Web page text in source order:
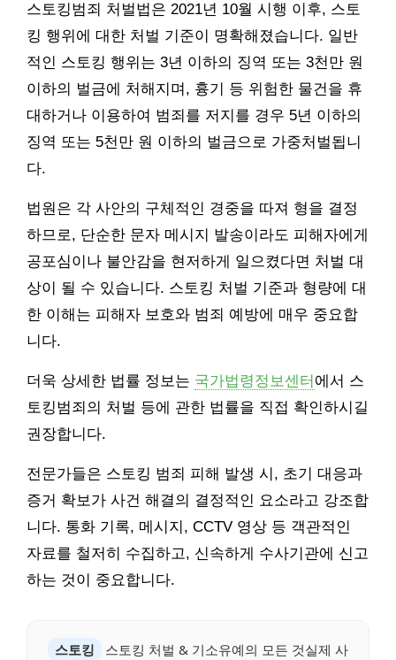
스토킹범죄 처벌법은 2021년 10월 시행 이후, 스토
킹 행위에 대한 처벌 기준이 명확해졌습니다. 일반
적인 스토킹 행위는 3년 이하의 징역 또는 3천만 원
이하의 벌금에 처해지며, 흉기 등 위험한 물건을 휴
대하거나 이용하여 범죄를 저지를 경우 5년 이하의
징역 또는 5천만 원 이하의 벌금으로 가중처벌됩니
다.
법원은 각 사안의 구체적인 경중을 따져 형을 결정
하므로, 단순한 문자 메시지 발송이라도 피해자에게
공포심이나 불안감을 현저하게 일으켰다면 처벌 대
상이 될 수 있습니다. 스토킹 처벌 기준과 형량에 대
한 이해는 피해자 보호와 범죄 예방에 매우 중요합
니다.
더욱 상세한 법률 정보는 국가법령정보센터 에서 스
토킹범죄의 처벌 등에 관한 법률을 직접 확인하시길
권장합니다.
전문가들은 스토킹 범죄 피해 발생 시, 초기 대응과
증거 확보가 사건 해결의 결정적인 요소라고 강조합
니다. 통화 기록, 메시지, CCTV 영상 등 객관적인
자료를 철저히 수집하고, 신속하게 수사기관에 신고
하는 것이 중요합니다.
스토킹
스토킹 처벌 & 기소유예의 모든 것실제 사